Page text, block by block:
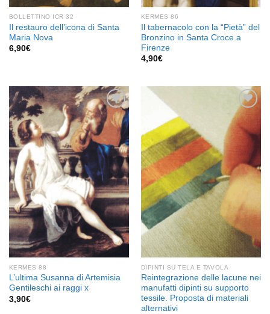
BOLLETTINO ICR 32
Il restauro dell’icona di Santa
Maria Nova
6,90€
KERMES 86
Il tabernacolo con la “Pietà” del
Bronzino in Santa Croce a
Firenze
4,90€
Aggiungi
alla lista
dei
desideri
KERMES 88
L’ultima Susanna di Artemisia
Gentileschi ai raggi x
3,90€
Aggiungi
desideri
DIPINTI SU TELA E TAVOLA
Reintegrazione delle lacune nei
manufatti dipinti su supporto
tessile. Proposta di materiali
alternativi